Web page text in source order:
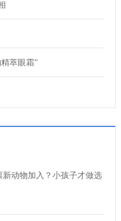
萃眼霜”
新动物加入？小孩子才做选